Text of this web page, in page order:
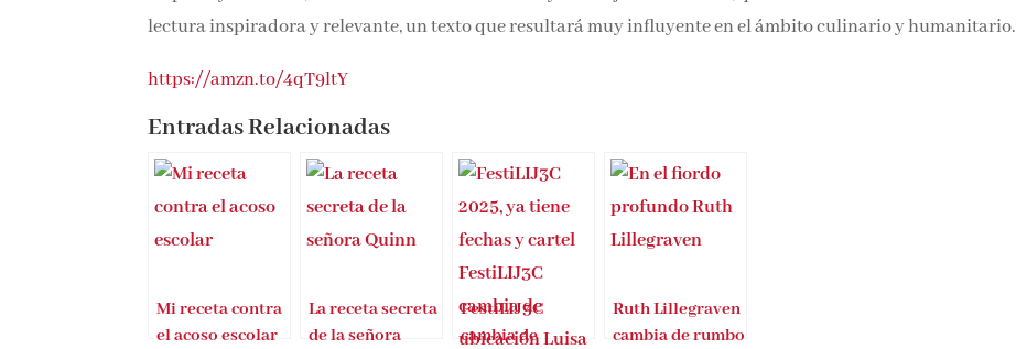
lectura inspiradora y relevante, un texto que resultará muy influyente en el ámbito culinario y humanitario.
https://amzn.to/4qT9ltY
Entradas Relacionadas
Mi receta contra
el acoso escolar
La receta secreta
de la señora
FestiLIJ3C
cambia de
Ruth Lillegraven
cambia de rumbo